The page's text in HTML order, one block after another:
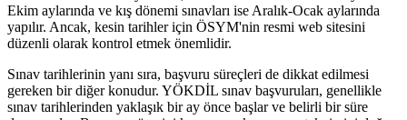
Ekim aylarında ve kış dönemi sınavları ise Aralık-Ocak aylarında
yapılır. Ancak, kesin tarihler için ÖSYM'nin resmi web sitesini
düzenli olarak kontrol etmek önemlidir.
Sınav tarihlerinin yanı sıra, başvuru süreçleri de dikkat edilmesi
gereken bir diğer konudur. YÖKDİL sınav başvuruları, genellikle
sınav tarihlerinden yaklaşık bir ay önce başlar ve belirli bir süre